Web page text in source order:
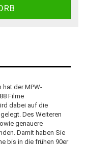
hat der MPW-
Filme
dabei auf die
Des Weiteren
genauere
Damit haben Sie
bis in die frühen 90er